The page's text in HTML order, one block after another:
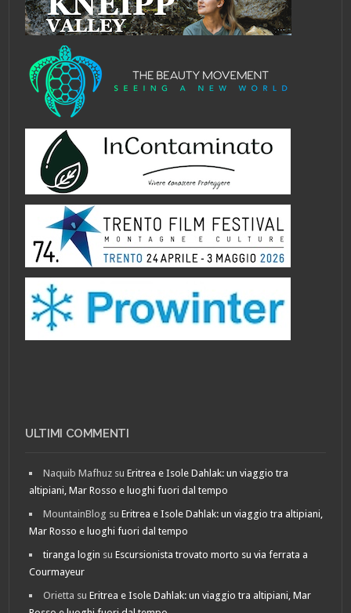
ULTIMI COMMENTI
Naquib Mafhuz suEritrea e Isole Dahlak: un viaggio tra
altipiani, Mar Rosso e luoghi fuori dal tempo
MountainBlog suEritrea e Isole Dahlak: un viaggio tra altipiani,
Mar Rosso e luoghi fuori dal tempo
tiranga login suEscursionista trovato morto su via ferrata a
Courmayeur
Orietta suEritrea e Isole Dahlak: un viaggio tra altipiani, Mar